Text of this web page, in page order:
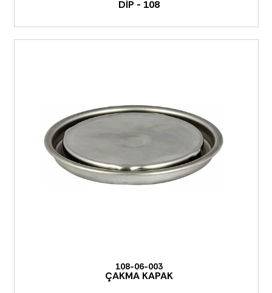
DİP - 108
108-06-003
ÇAKMA KAPAK